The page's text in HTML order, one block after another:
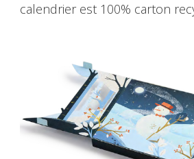
calendrier est 100% carton